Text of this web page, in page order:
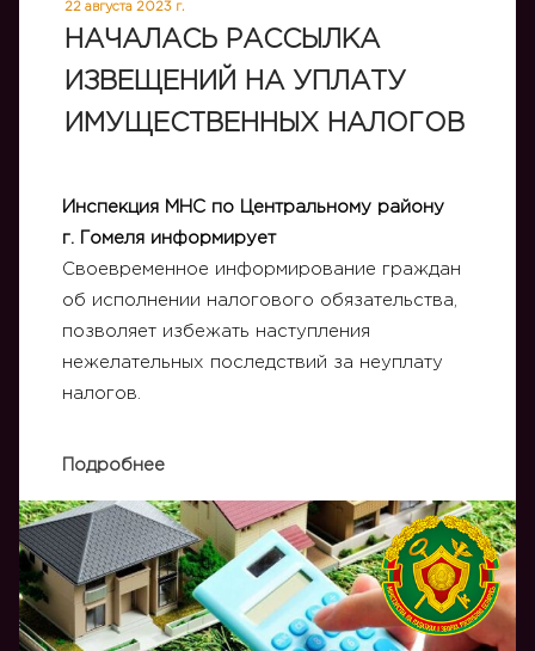
22 августа 2023 г.
НАЧАЛАСЬ РАССЫЛКА
ИЗВЕЩЕНИЙ НА УПЛАТУ
ИМУЩЕСТВЕННЫХ НАЛОГОВ
Инспекция МНС по Центральному району
г. Гомеля информирует
Своевременное информирование граждан
об исполнении налогового обязательства,
позволяет избежать наступления
нежелательных последствий за неуплату
налогов.
Подробнее